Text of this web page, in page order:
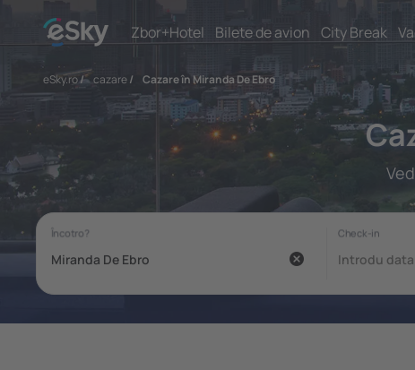
Zbor+Hotel Bilete de avion City Break
eSky.ro/ cazare/ Cazare în Miranda De Ebro